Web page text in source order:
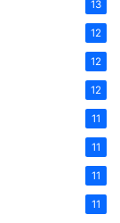
13
12
12
12
11
11
11
11